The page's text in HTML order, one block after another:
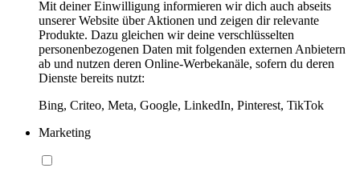
Mit deiner Einwilligung informieren wir dich auch abseits
unserer Website über Aktionen und zeigen dir relevante
Produkte. Dazu gleichen wir deine verschlüsselten
personenbezogenen Daten mit folgenden externen Anbietern
ab und nutzen deren Online-Werbekanäle, sofern du deren
Dienste bereits nutzt:
Bing, Criteo, Meta, Google, LinkedIn, Pinterest, TikTok
Marketing